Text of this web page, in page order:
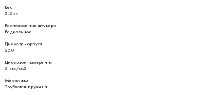
Вес
2.2 кг
Расположение штуцера
Радиальное
Диаметр корпуса
250
Диапазон измерения
3 кгс/см2
Механизм
Трубчатая пружина